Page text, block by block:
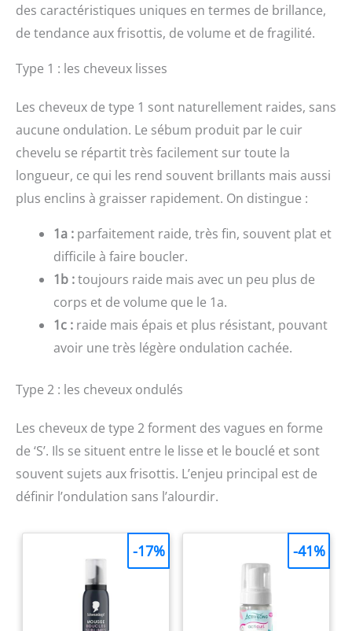
des caractéristiques uniques en termes de brillance,
de tendance aux frisottis, de volume et de fragilité.
Type 1 : les cheveux lisses
Les cheveux de type 1 sont naturellement raides, sans
aucune ondulation. Le sébum produit par le cuir
chevelu se répartit très facilement sur toute la
longueur, ce qui les rend souvent brillants mais aussi
plus enclins à graisser rapidement. On distingue :
1a : parfaitement raide, très fin, souvent plat et
difficile à faire boucler.
1b :toujours raide mais avec un peu plus de
corps et de volume que le 1a.
1c : raide mais épais et plus résistant, pouvant
avoir une très légère ondulation cachée.
Type 2 : les cheveux ondulés
Les cheveux de type 2 forment des vagues en forme
de ‘S’. Ils se situent entre le lisse et le bouclé et sont
souvent sujets aux frisottis. L’enjeu principal est de
définir l’ondulation sans l’alourdir.
-17% -41%